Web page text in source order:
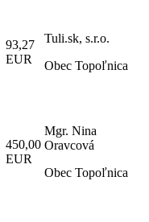
93,27
EUR
Tuli.sk, s.r.o.
Obec Topoľnica
450,00
EUR
Mgr. Nina
Oravcová
Obec Topoľnica